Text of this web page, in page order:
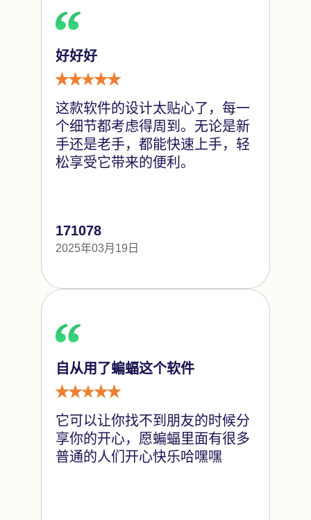
好好好
这款软件的设计太贴心了，每一
个细节都考虑得周到。无论是新
手还是老手，都能快速上手，轻
松享受它带来的便利。
171078
2025年03月19日
自从用了蝙蝠这个软件
它可以让你找不到朋友的时候分
享你的开心，愿蝙蝠里面有很多
普通的人们开心快乐哈嘿嘿